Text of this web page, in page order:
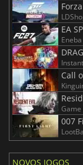
EA
Eneba
Call
007
NOVOS JOGOS